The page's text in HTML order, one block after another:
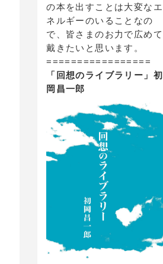
の本を出すことは大変なエ
ネルギーのいることなの
で、皆さまのお力で広めて
戴きたいと思います。
=================
「回想のライブラリー」初
岡昌一郎